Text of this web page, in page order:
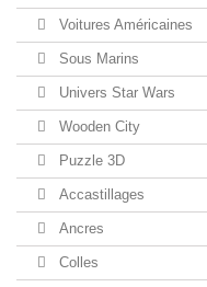
Voitures Américaines
Sous Marins
Univers Star Wars
Wooden City
Puzzle 3D
Accastillages
Ancres
Colles